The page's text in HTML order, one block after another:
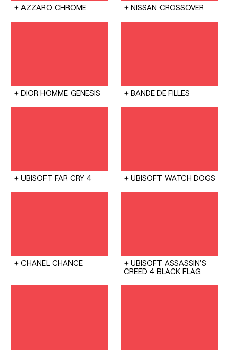
AZZARO CHROME NISSAN CROSSOVER
DIOR HOMME GENESIS BANDE DE FILLES
UBISOFT FAR CRY 4 UBISOFT WATCH DOGS
CHANEL CHANCE UBISOFT ASSASSIN'S
CREED 4 BLACK FLAG